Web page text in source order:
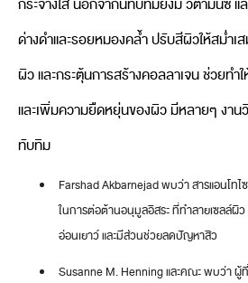
กระจ่างใส นอกจากนี้ทับทิมยังมี วิตามินซี แ
ด่างดำและรอยหมองคล้ำ ปรับสีผิวให้สม่ำเ
ผิว และกระตุ้นการสร้างคอลลาเจน ช่วยทำ
และเพิ่มความยืดหยุ่นของผิว มีหลายๆ งาน
ทับทิม
Farshad Akbarnejad พบว่า สารแอนโ
ในการต่อต้านอนุมูลอิสระ ที่ทำลายเซลล์ผิว
อ่อนเยาว์ และมีส่วนช่วยลดปัญหาสิว
Susanne M. Henning และคณะ พบว่า ผู้